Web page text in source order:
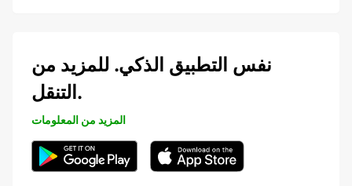
نفس التطبيق الذكي. للمزيد من
التنقل.
المزيد من المعلومات